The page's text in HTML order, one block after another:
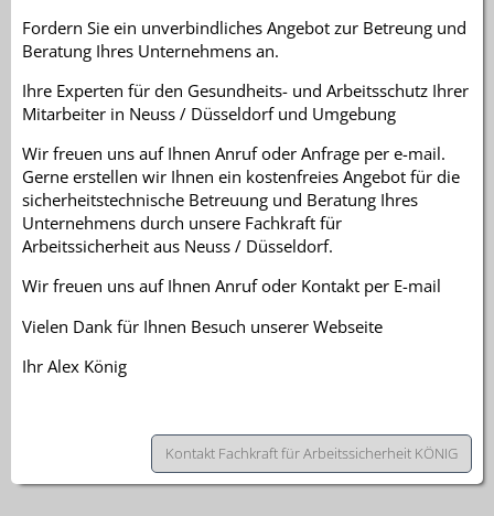
Fordern Sie ein unverbindliches Angebot zur Betreung und
Beratung Ihres Unternehmens an.
Ihre Experten für den Gesundheits- und Arbeitsschutz Ihrer
Mitarbeiter in Neuss / Düsseldorf und Umgebung
Wir freuen uns auf Ihnen Anruf oder Anfrage per e-mail.
Gerne erstellen wir Ihnen ein kostenfreies Angebot für die
sicherheitstechnische Betreuung und Beratung Ihres
Unternehmens durch unsere Fachkraft für
Arbeitssicherheit aus Neuss / Düsseldorf.
Wir freuen uns auf Ihnen Anruf oder Kontakt per E-mail
Vielen Dank für Ihnen Besuch unserer Webseite
Ihr Alex König
Kontakt Fachkraft für Arbeitssicherheit KÖNIG